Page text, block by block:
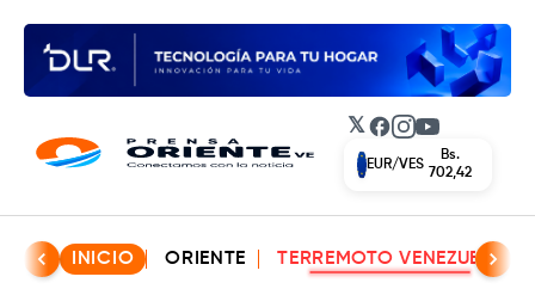
𝕏 Facebook
Instagram
YouTube
EUR/VES
Bs.
702,42
INICIO ORIENTE TERREMOTO VENEZUELA